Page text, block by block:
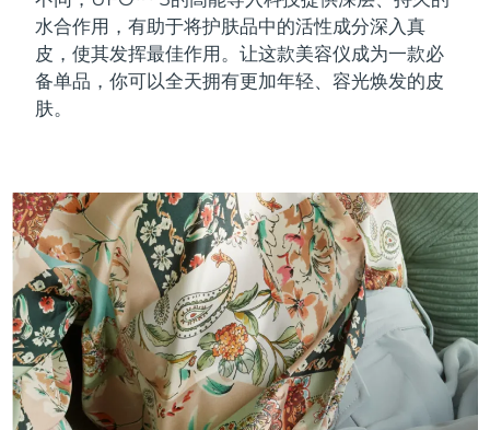
水合作用，有助于将护肤品中的活性成分深入真
皮，使其发挥最佳作用。让这款美容仪成为一款必
备单品，你可以全天拥有更加年轻、容光焕发的皮
肤。
LUNA™ 4 Plus
Massage, LED heating
LUNA™ 4 mini
For young skin, T-zone
LUNA™ 4 go
For travel or gym bag
BEAR™ 2 go
Microcurrent toning on-the-go
面部提拉护理
Premium anti-aging skincare
BEAR™ 设备
All premium facelift devices
UFO™ 3 套装
Deep facial hydration
device
UFO™ 3 mini
Red light therapy device for young skin
UFO™ 3 go
Portable red light therapy
issa™ 4
Hybrid silicone sonic toothbrush
issa™ 4 smile
Hybrid silicone sonic toothbrush
issa™ 4 baby
For ages 0-3
FAQ™ 抗老护理
抗老
FAQ™ 101
Clinical anti-aging
FAQ™ 102
Advanced clinical anti-aging
LED治疗
FAQ™ 201
LED mask
FAQ™ 202
LED mask
生发
FAQ™ 301
LED hair strengthening scalp massager
肌肤年轻化
NEW
FAQ™ 501
Full-Spectrum Red Light Therapy
NEW
文莱 预计送达日期8/15/26
保加利亚 预计送达日期8/10/26
中国 预计送达日期8/10/26
哥伦比亚 预计送达日期8/14/26
克罗地亚 预计送达日期8/10/26
塞浦路斯 预计送达日期 8/11/26